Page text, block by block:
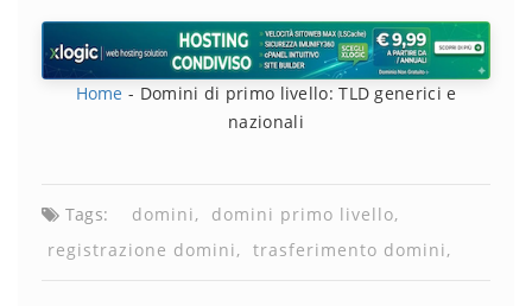
Home - Domini di primo livello: TLD generici e
nazionali
Tags: domini
domini primo livello
registrazione domini
trasferimento domini